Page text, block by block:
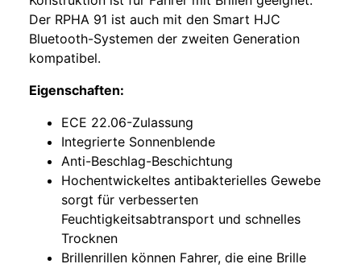
Der RPHA 91 ist auch mit den Smart HJC
Bluetooth-Systemen der zweiten Generation
kompatibel.
Eigenschaften:
ECE 22.06-Zulassung
Integrierte Sonnenblende
Anti-Beschlag-Beschichtung
Hochentwickeltes antibakterielles Gewebe
sorgt für verbesserten
Feuchtigkeitsabtransport und schnelles
Trocknen
Brillenrillen können Fahrer, die eine Brille